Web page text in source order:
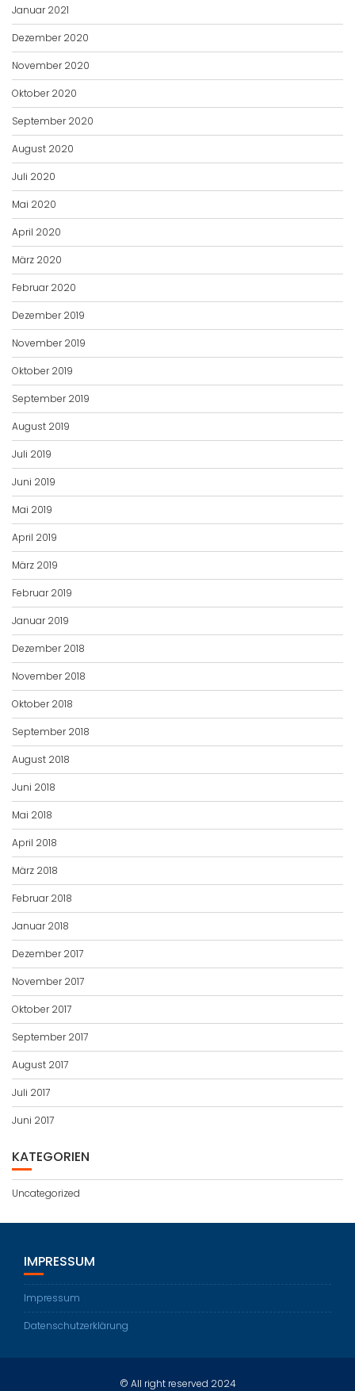
Januar 2021
Dezember 2020
November 2020
Oktober 2020
September 2020
August 2020
Juli 2020
Mai 2020
April 2020
März 2020
Februar 2020
Dezember 2019
November 2019
Oktober 2019
September 2019
August 2019
Juli 2019
Juni 2019
Mai 2019
April 2019
März 2019
Februar 2019
Januar 2019
Dezember 2018
November 2018
Oktober 2018
September 2018
August 2018
Juni 2018
Mai 2018
April 2018
März 2018
Februar 2018
Januar 2018
Dezember 2017
November 2017
Oktober 2017
September 2017
August 2017
Juli 2017
Juni 2017
KATEGORIEN
Uncategorized
IMPRESSUM
Impressum
Datenschutzerklärung
© All right reserved 2024